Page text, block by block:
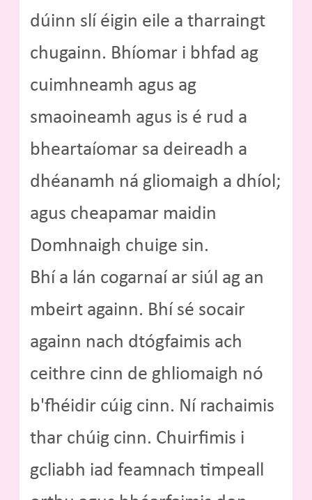
dúinn slí éigin eile a tharraingt
chugainn. Bhíomar i bhfad ag
cuimhneamh agus ag
smaoineamh agus is é rud a
bheartaíomar sa deireadh a
dhéanamh ná gliomaigh a dhíol;
agus cheapamar maidin
Domhnaigh chuige sin.
Bhí a lán cogarnaí ar siúl ag an
mbeirt againn. Bhí sé socair
againn nach dtógfaimis ach
ceithre cinn de ghliomaigh nó
b'fhéidir cúig cinn. Ní rachaimis
thar chúig cinn. Chuirfimis i
gcliabh iad feamnach timpeall